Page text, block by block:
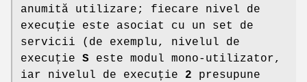
anumită utilizare; fiecare nivel de
execuție este asociat cu un set de
servicii (de exemplu, nivelul de
execuție S este modul mono-utilizator,
iar nivelul de execuție 2 presupune